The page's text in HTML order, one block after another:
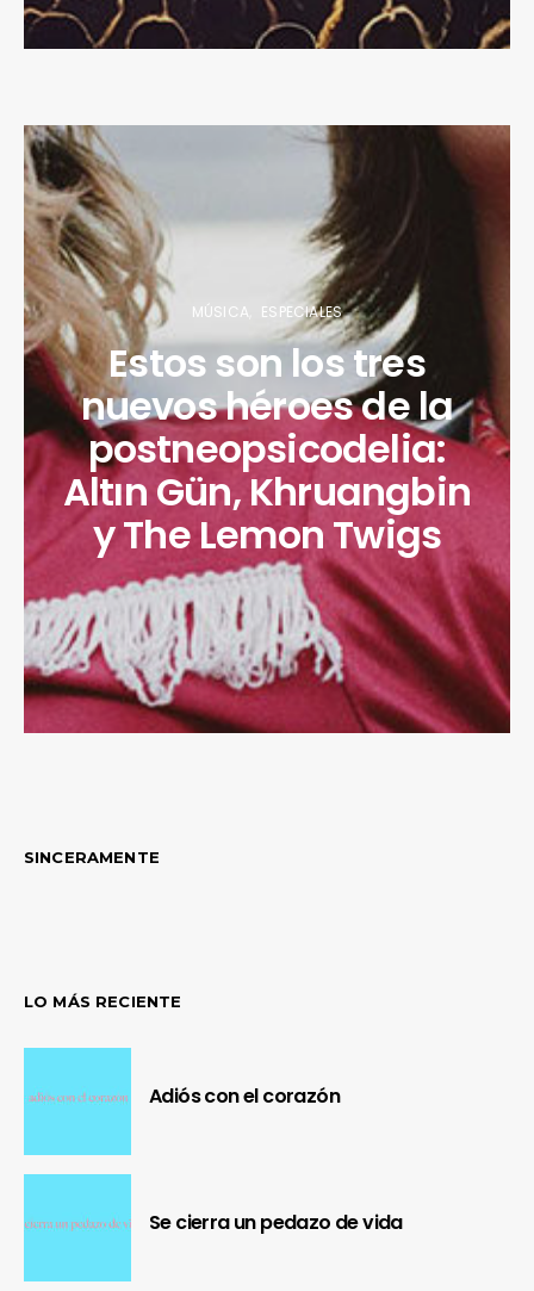
MÚSICA ESPECIALES
Estos son los tres
nuevos héroes de la
postneopsicodelia:
Altın Gün, Khruangbin
y The Lemon Twigs
SINCERAMENTE
LO MÁS RECIENTE
Adiós con el corazón
Se cierra un pedazo de vida